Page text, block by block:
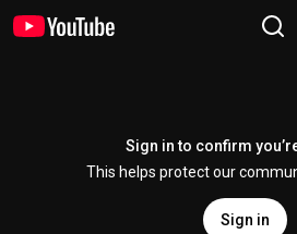
Sign in to confirm
This helps protect our
Sign in